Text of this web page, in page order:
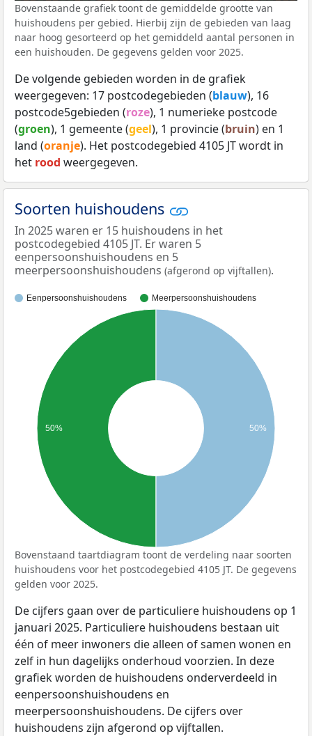
Bovenstaande grafiek toont de gemiddelde grootte van
huishoudens per gebied. Hierbij zijn de gebieden van laag
naar hoog gesorteerd op het gemiddeld aantal personen in
een huishouden. De gegevens gelden voor 2025.
De volgende gebieden worden in de grafiek
weergegeven: 17 postcodegebieden (blauw), 16
postcode5gebieden (roze), 1 numerieke postcode
(groen), 1 gemeente (geel), 1 provincie (bruin) en 1
land (oranje). Het postcodegebied 4105 JT wordt in
het rood weergegeven.
Soorten huishoudens
In 2025 waren er 15 huishoudens in het
postcodegebied 4105 JT. Er waren 5
eenpersoonshuishoudens en 5
meerpersoonshuishoudens (afgerond op vijftallen).
Eenpersoonshuishoudens Meerpersoonshuishoudens
50% 50%
Bovenstaand taartdiagram toont de verdeling naar soorten
huishoudens voor het postcodegebied 4105 JT. De gegevens
gelden voor 2025.
De cijfers gaan over de particuliere huishoudens op 1
januari 2025. Particuliere huishoudens bestaan uit
één of meer inwoners die alleen of samen wonen en
zelf in hun dagelijks onderhoud voorzien. In deze
grafiek worden de huishoudens onderverdeeld in
eenpersoonshuishoudens en
meerpersoonshuishoudens. De cijfers over
huishoudens zijn afgerond op vijftallen.